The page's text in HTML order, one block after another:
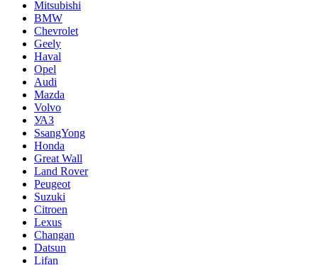
Mitsubishi
BMW
Chevrolet
Geely
Haval
Opel
Audi
Mazda
Volvo
УАЗ
SsangYong
Honda
Great Wall
Land Rover
Peugeot
Suzuki
Citroen
Lexus
Changan
Datsun
Lifan